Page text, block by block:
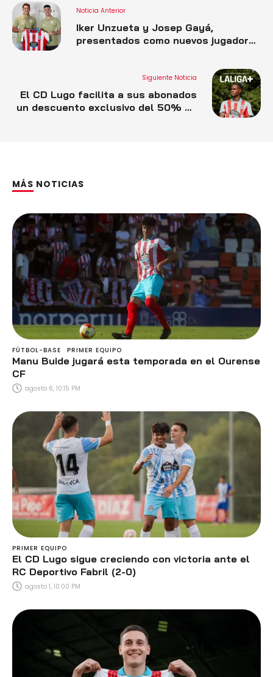
Noticia Anterior
Iker Unzueta y Josep Gayá,
presentados como nuevos jugadores
Siguiente Noticia
El CD Lugo facilita a sus abonados
un descuento exclusivo del 50% en
MÁS NOTICIAS
FÚTBOL-BASE PRIMER EQUIPO
Manu Buide jugará esta temporada en el Ourense
CF
agosto 6, 10:15 PM
PRIMER EQUIPO
El CD Lugo sigue creciendo con victoria ante el
RC Deportivo Fabril (2-0)
agosto 1, 10:00 PM